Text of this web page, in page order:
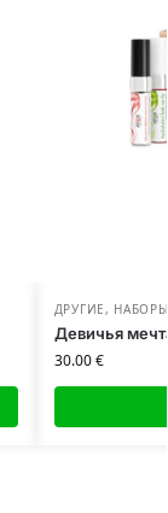
ДРУГИЕ ,
Девичья
30.00€